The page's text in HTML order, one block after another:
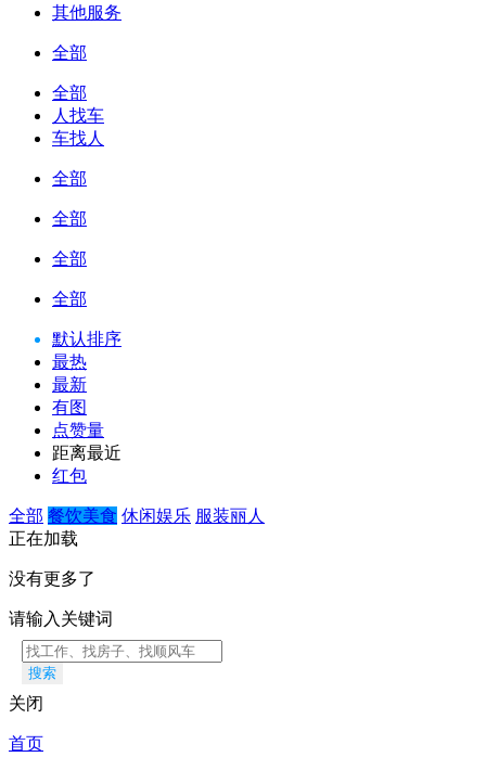
其他服务
全部
全部
人找车
车找人
全部
全部
全部
全部
默认排序
最热
最新
有图
点赞量
距离最近
红包
全部 餐饮美食 休闲娱乐 服装丽人
正在加载
没有更多了
请输入关键词
搜索
关闭
首页